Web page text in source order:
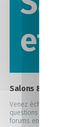
Salons & Forums
Venez échanger
questions et
forums en 2024-2025 !